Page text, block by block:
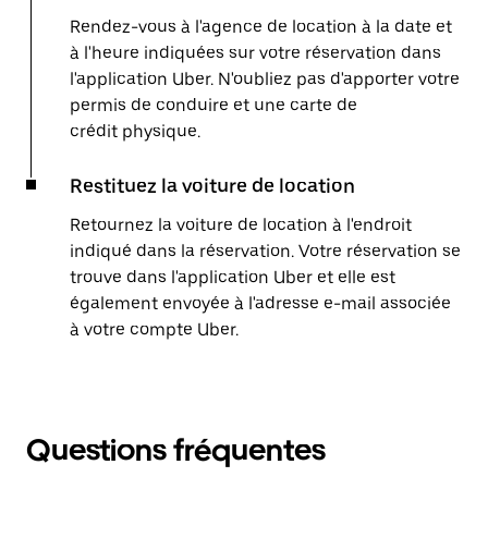
Rendez-vous à l'agence de location à la date et
à l'heure indiquées sur votre réservation dans
l'application Uber. N'oubliez pas d'apporter votre
permis de conduire et une carte de
crédit physique.
Restituez la voiture de location
Retournez la voiture de location à l'endroit
indiqué dans la réservation. Votre réservation se
trouve dans l'application Uber et elle est
également envoyée à l'adresse e-mail associée
à votre compte Uber.
Questions fréquentes